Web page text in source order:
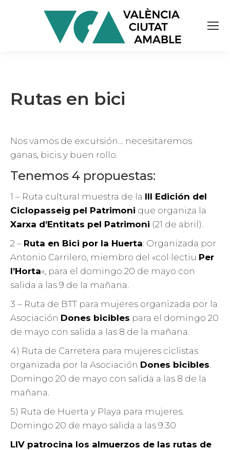
Rutas en bici
Nos vamos de excursión… necesitaremos
ganas, bicis y buen rollo.
Tenemos 4 propuestas:
1 – Ruta cultural muestra de la III Edición del
Ciclopasseig pel Patrimoni que organiza la
Xarxa d’Entitats pel Patrimoni (21 de abril).
2 – Ruta en Bici por la Huerta: Organizada por
Antonio Carrilero, miembro del «col·lectiu Per
l’Horta«, para el domingo 20 de mayo con
salida a las 9 de la mañana.
3 – Ruta de BTT para mujeres organizada por la
Asociación Dones bicibles para el domingo 20
de mayo con salida a las 8 de la mañana.
4) Ruta de Carretera para mujeres ciclistas
organizada por la Asociación Dones bicibles.
Domingo 20 de mayo con salida a las 8 de la
mañana.
5) Ruta de Huerta y Playa para mujeres.
Domingo 20 de mayo salida a las 9.30
LIV patrocina los almuerzos de las rutas de